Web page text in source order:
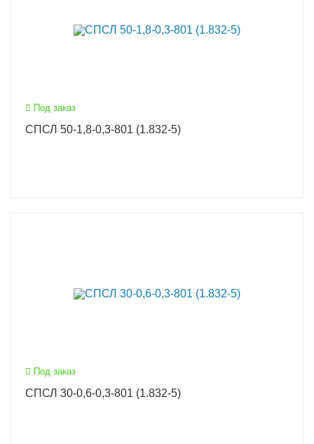
Под заказ
СПСЛ 50-1,8-0,3-801 (1.832-5)
Под заказ
СПСЛ 30-0,6-0,3-801 (1.832-5)